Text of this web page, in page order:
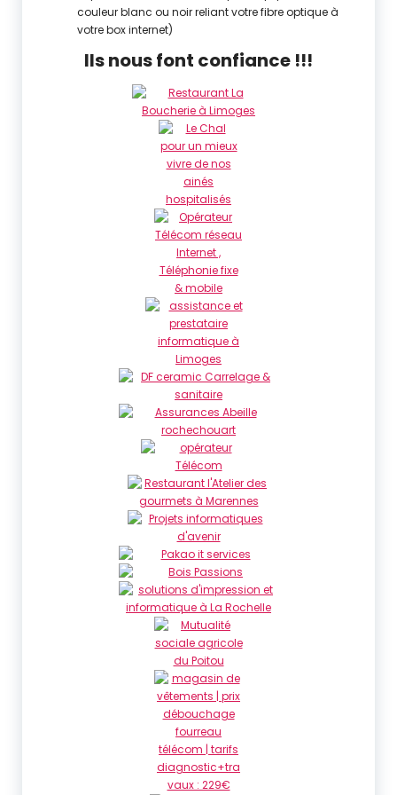
couleur blanc ou noir reliant votre fibre optique à
votre box internet)
Ils nous font confiance !!!